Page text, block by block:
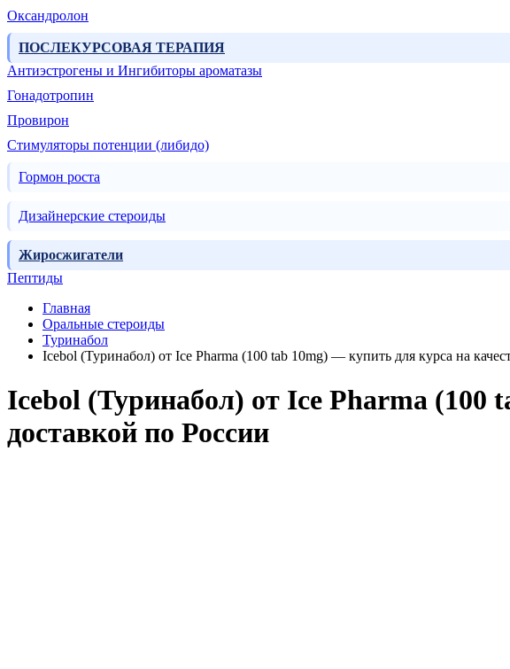
Оксандролон
ПОСЛЕКУРСОВАЯ ТЕРАПИЯ
Антиэстрогены и Ингибиторы ароматазы
Гонадотропин
Провирон
Стимуляторы потенции (либидо)
Гормон роста
Дизайнерские стероиды
Жиросжигатели
Пептиды
Главная
Оральные стероиды
Туринабол
Icebol (Туринабол) от Ice Pharma (100 tab 10mg) — купить для курса на
Icebol (Туринабол) от Ice Pharma
доставкой по России